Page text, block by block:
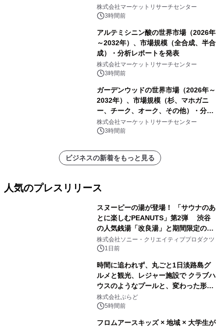
ーおよびモニタリングシステム、その
他）・分析レポートを発表
株式会社マーケットリサーチセンター
3時間前
アルテミシニン酸の世界市場（2026年
～2032年）、市場規模（全合成、半合
成）・分析レポートを発表
株式会社マーケットリサーチセンター
3時間前
ガーデンウッドの世界市場（2026年～
2032年）、市場規模（杉、マホガニ
ー、チーク、オーク、その他）・分析
レポートを発表
株式会社マーケットリサーチセンター
3時間前
ビジネスの新着をもっと見る
人気のプレスリリース
スヌーピーの湯が登場！ 「サウナのあ
とに楽しむPEANUTS」第2弾 渋谷
の人気銭湯「改良湯」と期間限定のコ
ラボレーション サウナイキタイコラ
ボグッズも発売決定！
株式会社ソニー・クリエイティブプロダクツ
1日前
時間に追われず、丸ごと1日淡路島グ
ルメと観光、レジャー施設で クラブハ
ウスのようなプールと、変わった形の
サウナも 「THE BOXY AWAJI」のお
得な素泊まり連泊プランで
株式会社ぷらど
5時間前
フロムアースキッズ × 地域 × 大学生が